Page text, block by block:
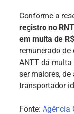
Conforme a
registro no
em multa de
remunerado
ANTT dá multa
ser maiores,
transportador
Fonte: Agência